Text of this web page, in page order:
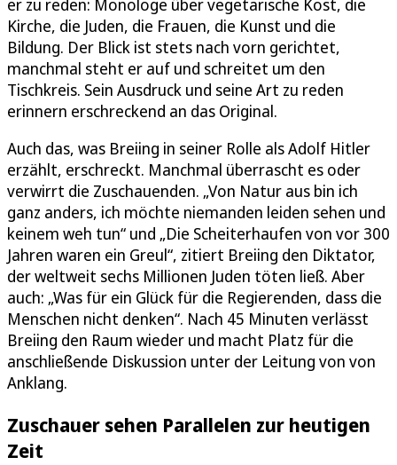
er zu reden: Monologe über vegetarische Kost, die
Kirche, die Juden, die Frauen, die Kunst und die
Bildung. Der Blick ist stets nach vorn gerichtet,
manchmal steht er auf und schreitet um den
Tischkreis. Sein Ausdruck und seine Art zu reden
erinnern erschreckend an das Original.
Auch das, was Breiing in seiner Rolle als Adolf Hitler
erzählt, erschreckt. Manchmal überrascht es oder
verwirrt die Zuschauenden. „Von Natur aus bin ich
ganz anders, ich möchte niemanden leiden sehen und
keinem weh tun“ und „Die Scheiterhaufen von vor 300
Jahren waren ein Greul“, zitiert Breiing den Diktator,
der weltweit sechs Millionen Juden töten ließ. Aber
auch: „Was für ein Glück für die Regierenden, dass die
Menschen nicht denken“. Nach 45 Minuten verlässt
Breiing den Raum wieder und macht Platz für die
anschließende Diskussion unter der Leitung von von
Anklang.
Zuschauer sehen Parallelen zur heutigen
Zeit